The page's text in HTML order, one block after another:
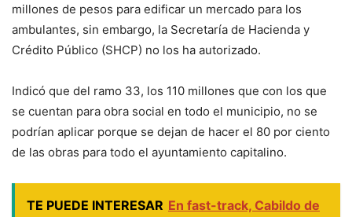
millones de pesos para edificar un mercado para los
ambulantes, sin embargo, la Secretaría de Hacienda y
Crédito Público (SHCP) no los ha autorizado.
Indicó que del ramo 33, los 110 millones que con los que
se cuentan para obra social en todo el municipio, no se
podrían aplicar porque se dejan de hacer el 80 por ciento
de las obras para todo el ayuntamiento capitalino.
TE PUEDE INTERESAR En fast-track, Cabildo de